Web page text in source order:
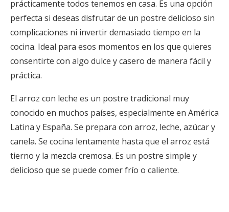
prácticamente todos tenemos en casa. Es una opción
perfecta si deseas disfrutar de un postre delicioso sin
complicaciones ni invertir demasiado tiempo en la
cocina. Ideal para esos momentos en los que quieres
consentirte con algo dulce y casero de manera fácil y
práctica.
El arroz con leche es un postre tradicional muy
conocido en muchos países, especialmente en América
Latina y España. Se prepara con arroz, leche, azúcar y
canela. Se cocina lentamente hasta que el arroz está
tierno y la mezcla cremosa. Es un postre simple y
delicioso que se puede comer frío o caliente.